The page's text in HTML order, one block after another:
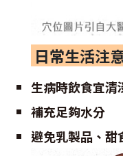
日常生活注
生病時飲食宜清
補充足夠水分
避免乳製品、甜